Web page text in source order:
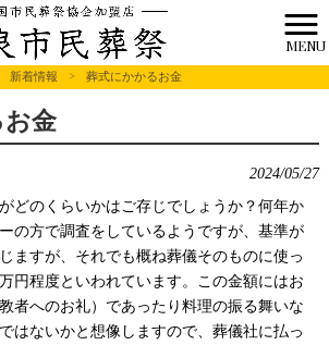
MENU
新着情報 > 葬式にかかるお金
金
2024/05/27
どのくらいかはご存じでしょうか？何年か
の方で調査をしているようですが、基準が
ますが、それでも概ね葬儀そのものに使っ
円程度といわれています。この金額にはお
者へのお礼）であったり料理の振る舞いな
はないかと想像しますので、葬儀社に払っ